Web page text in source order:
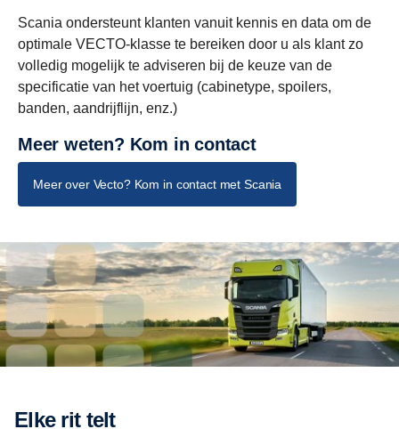
Scania ondersteunt klanten vanuit kennis en data om de
optimale VECTO-klasse te bereiken door u als klant zo
volledig mogelijk te adviseren bij de keuze van de
specificatie van het voertuig (cabinetype, spoilers,
banden, aandrijflijn, enz.)
Meer weten? Kom in contact
Meer over Vecto? Kom in contact met Scania
Elke rit telt